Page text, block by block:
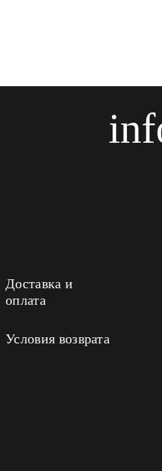
Доставка и
оплата
Условия возврата